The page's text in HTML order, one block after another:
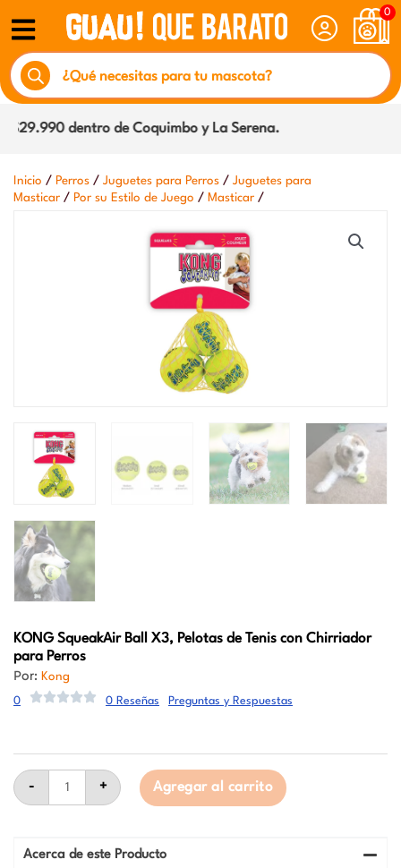
contenido
0
Búsqueda
de
productos
dentro de Coquimbo y La Serena.
Inicio / Perros / Juguetes para Perros / Juguetes para
Masticar / Por su Estilo de Juego / Masticar /
KONGSqueakAir Ball X3, Pelotas de Tenis con Chirriador
para Perros
Por: Kong
0 0 Reseñas Preguntas y Respuestas
-
SqueakAir
Ball
X3,
Tenis
+ Agregar al carrito
Acerca de este Producto